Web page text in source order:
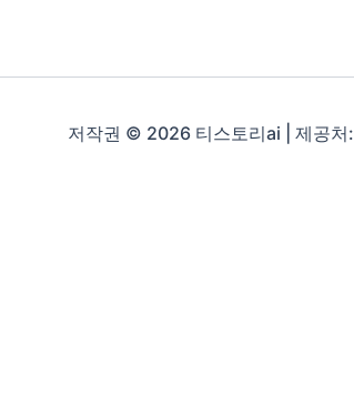
저작권 © 2026 티스토리ai | 제공처: